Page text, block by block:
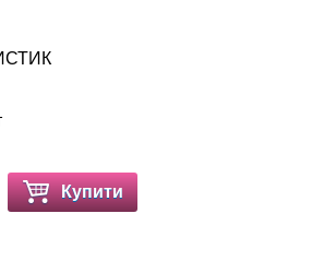
Купити
поїлки
клітини
та витратні